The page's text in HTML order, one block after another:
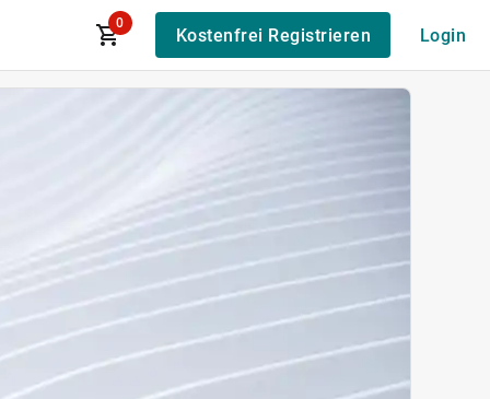
0
Kostenfrei Registrieren Login